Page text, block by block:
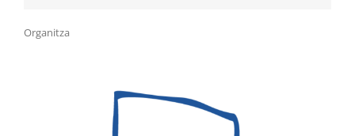
Organitza